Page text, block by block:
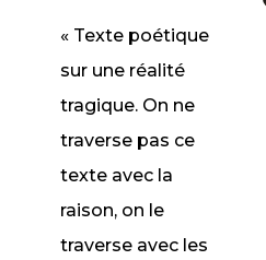
« Texte poétique
sur une réalité
tragique. On ne
traverse pas ce
texte avec la
raison, on le
traverse avec les